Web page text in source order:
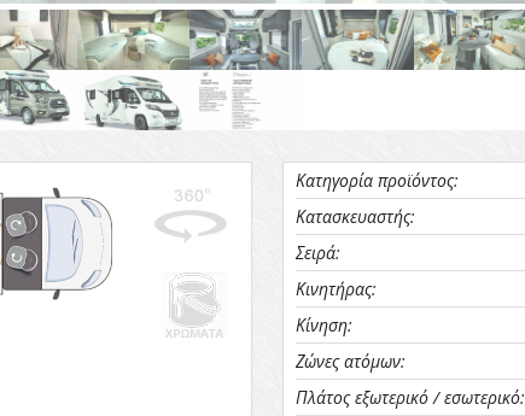
lowprofiles_polster_2020.pdf
Κατηγορία προϊόντος:
Κατασκευαστής:
Σειρά:
Κινητήρας:
Κίνηση:
Ζώνες ατόμων:
Πλάτος εξωτερικό / εσωτερικό: